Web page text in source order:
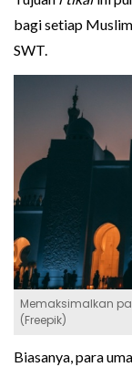
bagi setiap
SWT.
Memaksimalkan
(Freepik)
Biasanya, para